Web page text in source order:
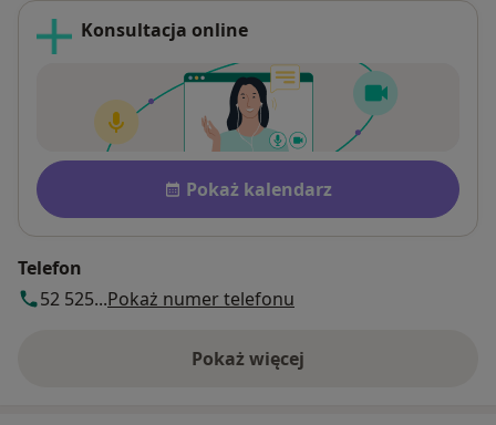
Konsultacja online
Dostępność
Pokaż kalendarz
Telefon
52 525...Pokaż numer telefonu
Pokaż więcej
o adresie